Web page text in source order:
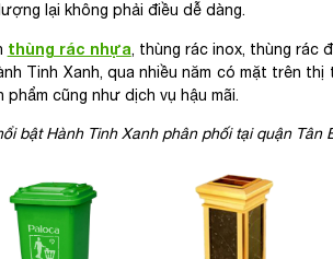
lại không phải điều dễ dàng.
thùng rác nhựa, thùng rác inox, thùng rác
Tinh Xanh, qua nhiều năm có mặt trên
cũng như dịch vụ hậu mãi.
bật Hành Tinh Xanh phân phối tại quận Tân